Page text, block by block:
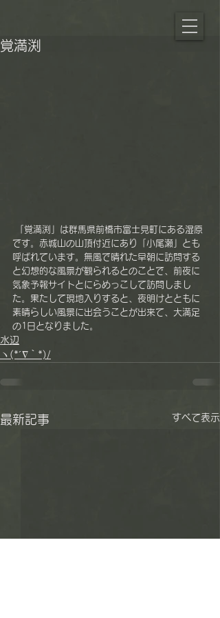
覚満渕
です。赤城山の山頂付近にあり「小尾瀬」とも
呼ばれています。無風で晴れた早朝に訪問する
と幻想的な風景が観られるとのことで、前夜に
気象予報サイトとにらめっこして訪問しまし
た。果たして現地入りすると、夜明けとともに
素晴らしい風景に出会うことが出来て、大満足
の1日となりました。
水辺
ヽ(*´∇｀*)/
最新記事 すべて表示